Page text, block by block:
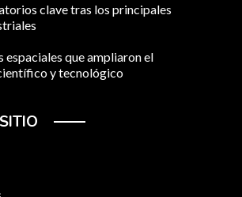
clave tras los principales
espaciales que ampliaron el
y tecnológico